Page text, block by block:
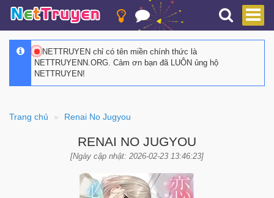
NETTRUYEN chỉ có tên miền chính thức là
NETTRUYENN.ORG. Cảm ơn bạn đã LUÔN ủng hộ
NETTRUYEN!
Trang chủ Renai No Jugyou
RENAI NO JUGYOU
[Ngày cập nhật: 2026-02-23 13:46:23]